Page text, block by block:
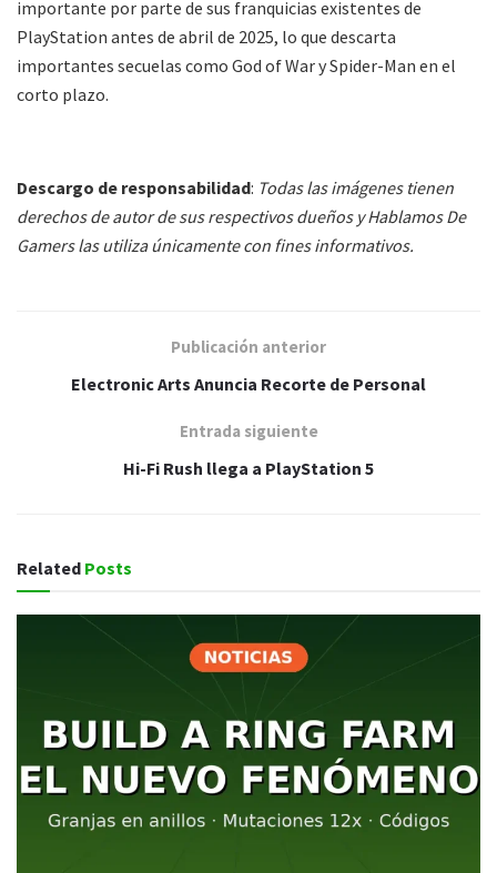
importante por parte de sus franquicias existentes de
PlayStation antes de abril de 2025, lo que descarta
importantes secuelas como God of War y Spider-Man en el
corto plazo.
Descargo de responsabilidad: Todas las imágenes tienen
derechos de autor de sus respectivos dueños y Hablamos De
Gamers las utiliza únicamente con fines informativos.
Publicación anterior
Electronic Arts Anuncia Recorte de Personal
Entrada siguiente
Hi-Fi Rush llega a PlayStation 5
Related Posts